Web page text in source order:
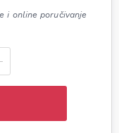
i online poručivanje